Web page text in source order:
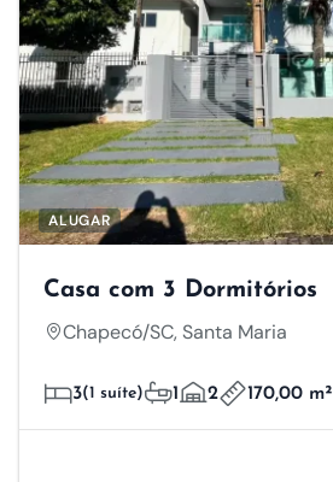
ALUGAR
Casa com 3 Dormitórios
Chapecó/SC, Santa Maria
3(1 suíte) 1 2 170,00 m²